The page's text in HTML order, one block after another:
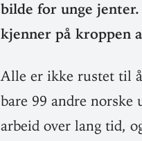
bilde for unge
kjenner på kroppen
Alle er ikke rustet til
bare 99 andre
arbeid over lang tid,